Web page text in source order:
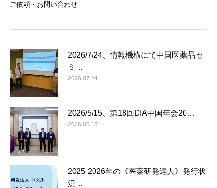
ご依頼・お問い合わせ
2026/7/24、情報機構にて中国医薬品セ
ミ…
2026.07.24
2026/5/15、第18回DIA中国年会20…
2026.05.15
2025-2026年の《医薬研発達人》発行状
況…